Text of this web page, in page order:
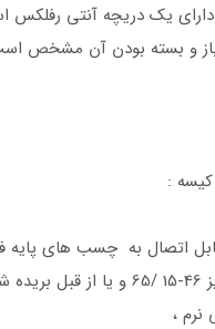
یک دریچه آنتی رفلکس
و بسته بودن آن مشخص
کیسه :
45
نرم ،